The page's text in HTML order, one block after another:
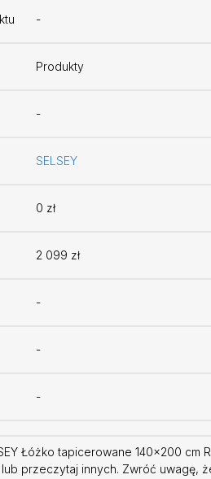
-
Produkty
-
SELSEY
0 zł
2 099 zł
-
-
-
Łóżko tapicerowane 140x200
przeczytaj innych. Zwróć uwagę,